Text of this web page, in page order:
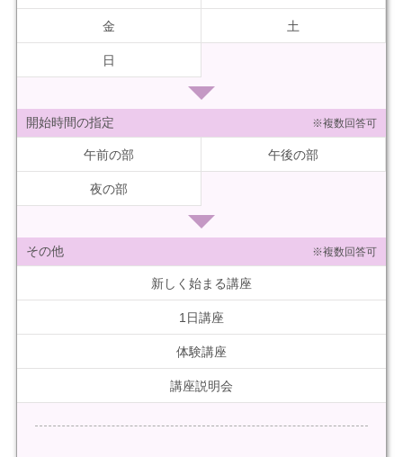
金 土
日
開始時間の指定 ※複数回答可
午前の部 午後の部
夜の部
その他 ※複数回答可
新しく始まる講座
1日講座
体験講座
講座説明会